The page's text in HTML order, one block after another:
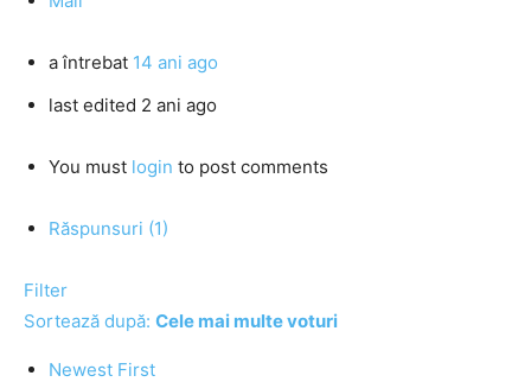
a întrebat 14 ani ago
last edited 2 ani ago
You must login to post comments
Răspunsuri (1)
Filter
Sortează după: Cele mai multe voturi
Newest First